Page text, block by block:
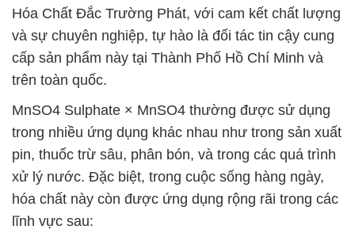
Hóa Chất Đắc Trường Phát, với cam kết chất lượng
và sự chuyên nghiệp, tự hào là đối tác tin cậy cung
cấp sản phẩm này tại Thành Phố Hồ Chí Minh và
trên toàn quốc.
MnSO4 Sulphate × MnSO4 thường được sử dụng
trong nhiều ứng dụng khác nhau như trong sản xuất
pin, thuốc trừ sâu, phân bón, và trong các quá trình
xử lý nước. Đặc biệt, trong cuộc sống hàng ngày,
hóa chất này còn được ứng dụng rộng rãi trong các
lĩnh vực sau: